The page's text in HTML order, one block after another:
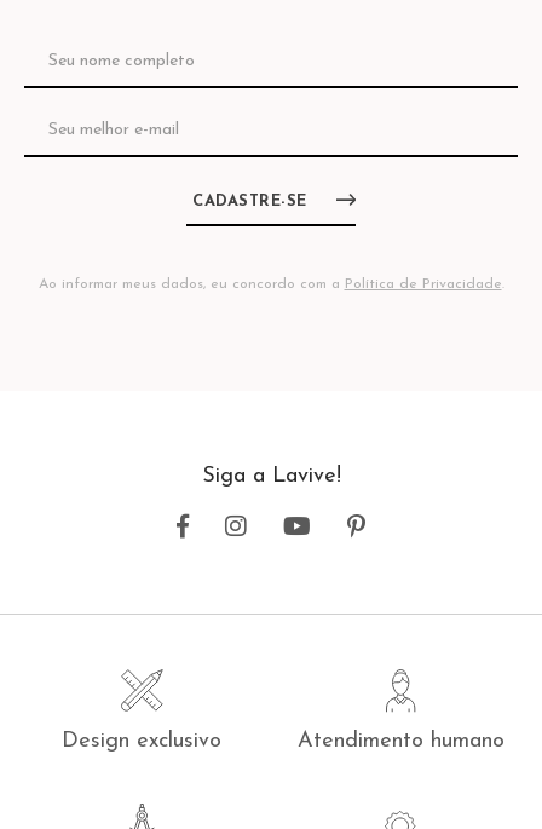
CADASTRE-SE
Ao informar meus dados, eu concordo com a Política de Privacidade.
Siga a Lavive!
Design exclusivo Atendimento humano